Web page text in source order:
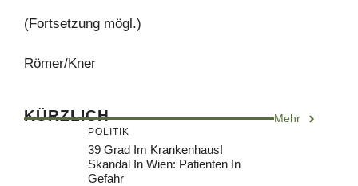
(Fortsetzung mögl.)
Römer/Kner
KÜRZLICH Mehr
POLITIK
39 Grad Im Krankenhaus!
Skandal In Wien: Patienten In
Gefahr